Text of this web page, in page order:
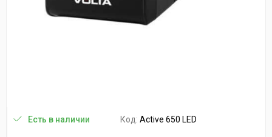
Есть в наличии Код: Active 650 LED